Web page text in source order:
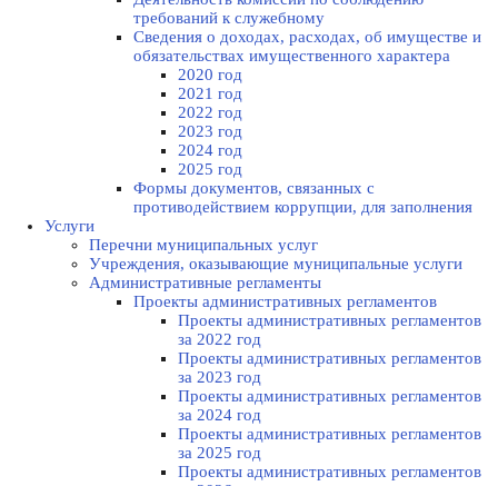
требований к служебному
Сведения о доходах, расходах, об имуществе и
обязательствах имущественного характера
2020 год
2021 год
2022 год
2023 год
2024 год
2025 год
Формы документов, связанных с
противодействием коррупции, для заполнения
Услуги
Перечни муниципальных услуг
Учреждения, оказывающие муниципальные услуги
Административные регламенты
Проекты административных регламентов
Проекты административных регламентов
за 2022 год
Проекты административных регламентов
за 2023 год
Проекты административных регламентов
за 2024 год
Проекты административных регламентов
за 2025 год
Проекты административных регламентов